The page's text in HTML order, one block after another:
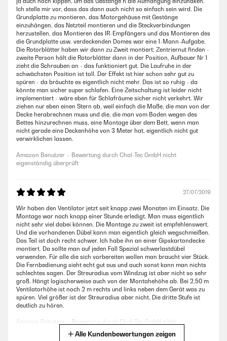
Ich stelle mir vor, dass das dann auch nicht so einfach sein wird. Die
Grundplatte zu montieren, das Motorgehäuse mit Gestänge
einzuhängen, das Netzteil montieren und die Steckverbindungen
herzustellen, das Montieren des IR-Empfängers und das Montieren des
die Grundplatte usw. verdeckenden Domes war eine 1-Mann-Aufgabe.
Die Rotorblätter haben wir dann zu Zweit montiert: Zentriernut finden -
zweite Person hält die Rotorblätter dann in der Position, Aufbauer Nr 1
zieht die Schrauben an - das funktioniert gut. Die Laufruhe in der
schwächsten Position ist toll. Der Effekt ist hier schon sehr gut zu
spüren - da bräuchte es eigentlich nicht mehr. Das ist so ruhig - da
könnte man sicher super schlafen. Eine Zeitschaltung ist leider nicht
implementiert - wäre eben für Schlafräume sicher nicht verkehrt. Wir
ziehen nur eben einen Stern ab, weil einfach die Maße, die man von der
Decke herabrechnen muss und die, die man vom Boden wegen des
Bettes hinzurechnen muss, eine Montage über dem Bett, wenn man
nicht gerade eine Deckenhöhe von 3 Meter hat, eigentlich nicht gut
verwirklichen lassen.
Amazon Benutzer – Bewertung durch Chal-Tec GmbH nicht
eigenständig überprüft
27/07/2019
Wir haben den Ventilator jetzt seit knapp zwei Monaten im Einsatz. Die
Montage war nach knapp einer Stunde erledigt. Man muss eigentlich
nicht sehr viel dabei können. Die Montage zu zweit ist empfehlenswert.
Und die vorhandenen Dübel kann man eigentlich gleich wegschmeißen.
Das Teil ist doch recht schwer. Ich habe ihn an einer Gipskartondecke
montiert. Da sollte man auf jeden Fall Spezial schwerlastdübel
verwenden. Für alle die sich vorbereiten wollen man braucht vier Stück.
Die Fernbedienung sieht echt gut aus und auch sonst kann man nichts
schlechtes sagen. Der Streuradius vom Windzug ist aber nicht so sehr
groß. Hängt logischerweise auch von der Montahehöhe ab. Bei 2,50 m
Ventilatorhöhe ist noch 2 m rechts und links neben dem Gerät was zu
spüren. Viel größer ist der Streuradius aber nicht. Die dritte Stufe ist
deutlich zu hören.
Amazon Benutzer – Bewertung durch Chal-Tec GmbH nicht
eigenständig überprüftAlle Kundenbewertungen zeigen